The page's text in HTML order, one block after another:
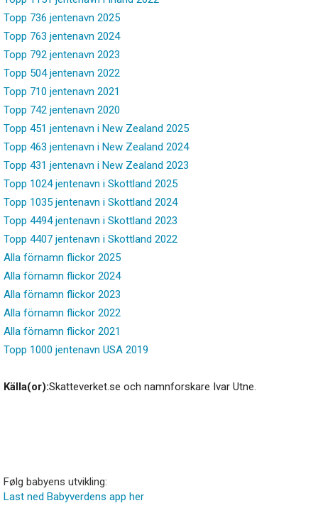
Topp 736 jentenavn 2025
Topp 763 jentenavn 2024
Topp 792 jentenavn 2023
Topp 504 jentenavn 2022
Topp 710 jentenavn 2021
Topp 742 jentenavn 2020
Topp 451 jentenavn i New Zealand 2025
Topp 463 jentenavn i New Zealand 2024
Topp 431 jentenavn i New Zealand 2023
Topp 1024 jentenavn i Skottland 2025
Topp 1035 jentenavn i Skottland 2024
Topp 4494 jentenavn i Skottland 2023
Topp 4407 jentenavn i Skottland 2022
Alla förnamn flickor 2025
Alla förnamn flickor 2024
Alla förnamn flickor 2023
Alla förnamn flickor 2022
Alla förnamn flickor 2021
Topp 1000 jentenavn USA 2019
Källa(or):Skatteverket.se och namnforskare Ivar Utne.
Følg babyens utvikling:
Last ned Babyverdens app her